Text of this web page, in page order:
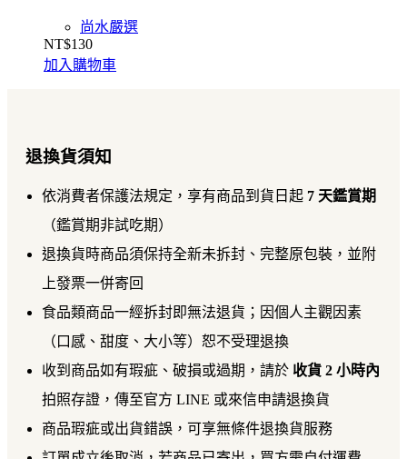
尚水嚴選
NT$130
加入購物車
退換貨須知
依消費者保護法規定，享有商品到貨日起 7 天鑑賞期
（鑑賞期非試吃期）
退換貨時商品須保持全新未拆封、完整原包裝，並附
上發票一併寄回
食品類商品一經拆封即無法退貨；因個人主觀因素
（口感、甜度、大小等）恕不受理退換
收到商品如有瑕疵、破損或過期，請於 收貨 2 小時內
拍照存證，傳至官方 LINE 或來信申請退換貨
商品瑕疵或出貨錯誤，可享無條件退換貨服務